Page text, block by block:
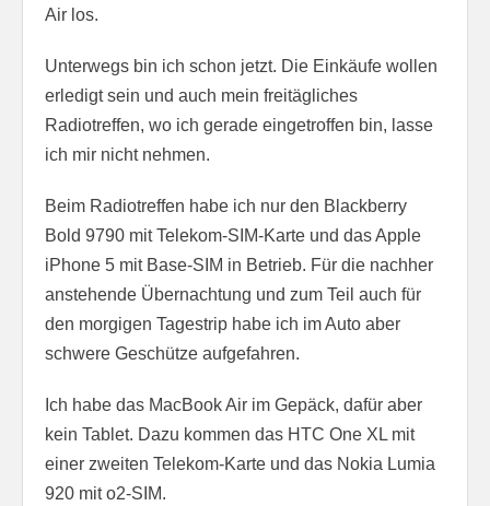
Air los.
Unterwegs bin ich schon jetzt. Die Einkäufe wollen
erledigt sein und auch mein freitägliches
Radiotreffen, wo ich gerade eingetroffen bin, lasse
ich mir nicht nehmen.
Beim Radiotreffen habe ich nur den Blackberry
Bold 9790 mit Telekom-SIM-Karte und das Apple
iPhone 5 mit Base-SIM in Betrieb. Für die nachher
anstehende Übernachtung und zum Teil auch für
den morgigen Tagestrip habe ich im Auto aber
schwere Geschütze aufgefahren.
Ich habe das MacBook Air im Gepäck, dafür aber
kein Tablet. Dazu kommen das HTC One XL mit
einer zweiten Telekom-Karte und das Nokia Lumia
920 mit o2-SIM.